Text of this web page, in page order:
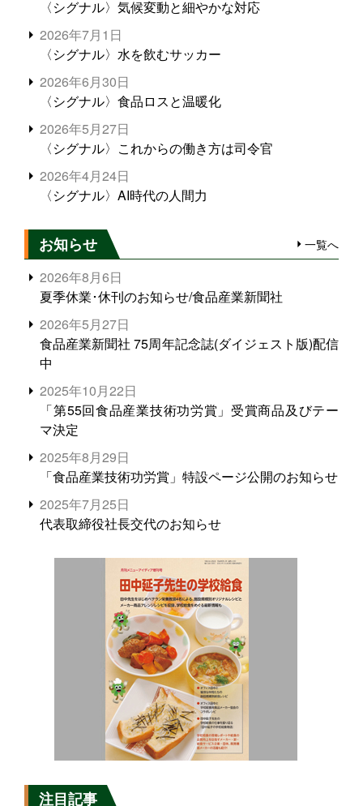
〈シグナル〉気候変動と細やかな対応
2026年7月1日
〈シグナル〉水を飲むサッカー
2026年6月30日
〈シグナル〉食品ロスと温暖化
2026年5月27日
〈シグナル〉これからの働き方は司令官
2026年4月24日
〈シグナル〉AI時代の人間力
お知らせ 一覧へ
2026年8月6日
夏季休業･休刊のお知らせ/食品産業新聞社
2026年5月27日
食品産業新聞社 75周年記念誌(ダイジェスト版)配信
中
2025年10月22日
「第55回食品産業技術功労賞」受賞商品及びテー
マ決定
2025年8月29日
「食品産業技術功労賞」特設ページ公開のお知らせ
2025年7月25日
代表取締役社長交代のお知らせ
注目記事